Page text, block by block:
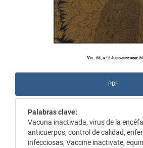
PDF
Palabras clave:
Vacuna inactivada, virus de la
anticuerpos, control de calidad,
infecciosas, Vaccine inactivate,